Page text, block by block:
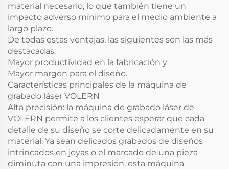
material necesario, lo que también tiene un
impacto adverso mínimo para el medio ambiente a
largo plazo.
De todas estas ventajas, las siguientes son las más
destacadas:
Mayor productividad en la fabricación y
Mayor margen para el diseño.
Características principales de la máquina de
grabado láser VOLERN
Alta precisión: la máquina de grabado láser de
VOLERN permite a los clientes esperar que cada
detalle de su diseño se corte delicadamente en su
material. Ya sean delicados grabados de diseños
intrincados en joyas o el marcado de una pieza
diminuta con una impresión, esta máquina